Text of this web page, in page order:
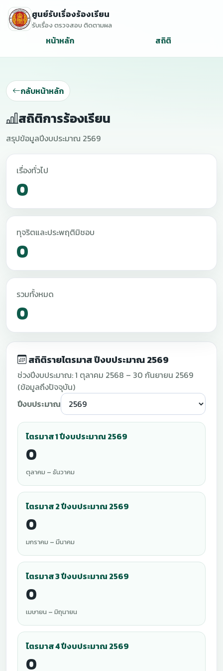
ศูนย์รับเรื่องร้องเรียน
รับเรื่อง ตรวจสอบ ติดตามผล
หน้าหลัก สถิติ
กลับหน้าหลัก
สถิติการร้องเรียน
สรุปข้อมูลปีงบประมาณ 2569
เรื่องทั่วไป
0
ทุจริตและประพฤติมิชอบ
0
รวมทั้งหมด
0
สถิติรายไตรมาส ปีงบประมาณ 2569
ช่วงปีงบประมาณ: 1 ตุลาคม 2568 – 30 กันยายน 2569
(ข้อมูลถึงปัจจุบัน)
ปีงบประมาณ
ไตรมาส 1 ปีงบประมาณ 2569
0
ตุลาคม – ธันวาคม
ไตรมาส 2 ปีงบประมาณ 2569
0
มกราคม – มีนาคม
ไตรมาส 3 ปีงบประมาณ 2569
0
เมษายน – มิถุนายน
ไตรมาส 4 ปีงบประมาณ 2569
0